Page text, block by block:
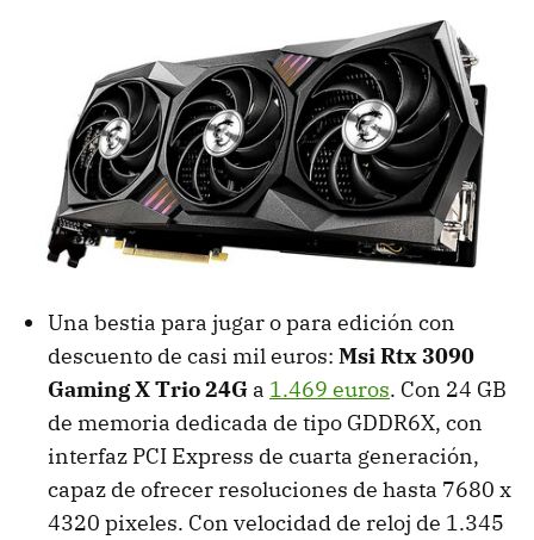
Una bestia para jugar o para edición con
descuento de casi mil euros: Msi Rtx 3090
Gaming X Trio 24G a 1.469 euros. Con 24 GB
de memoria dedicada de tipo GDDR6X, con
interfaz PCI Express de cuarta generación,
capaz de ofrecer resoluciones de hasta 7680 x
4320 pixeles. Con velocidad de reloj de 1.345